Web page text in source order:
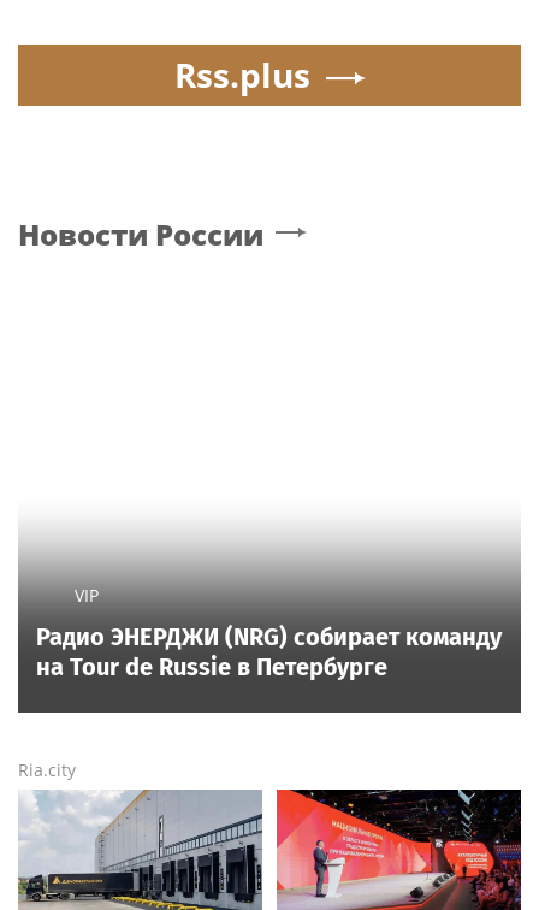
Rss.plus
Новости России
VIP
Радио ЭНЕРДЖИ (NRG) собирает команду
на Tour de Russie в Петербурге
Ria.city